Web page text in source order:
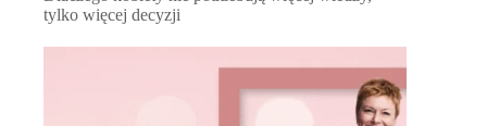
tylko więcej decyzji